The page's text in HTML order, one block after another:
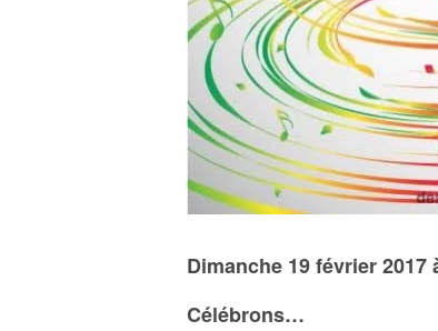
Dimanche 19 février 2017
Célébrons…